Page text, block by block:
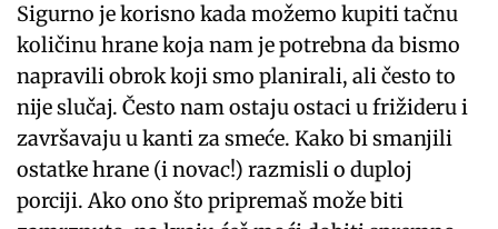
Sigurno je korisno kada možemo kupiti tačnu
količinu hrane koja nam je potrebna da bismo
napravili obrok koji smo planirali, ali često to
nije slučaj. Često nam ostaju ostaci u frižideru i
završavaju u kanti za smeće. Kako bi smanjili
ostatke hrane (i novac!) razmisli o duploj
porciji. Ako ono što pripremaš može biti